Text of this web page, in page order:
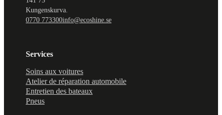
Kungenskurva.
0770 773300info@ecoshine.se
Services
Soins aux voitures
Atelier de réparation automobile
Entretien des bateaux
Pneus